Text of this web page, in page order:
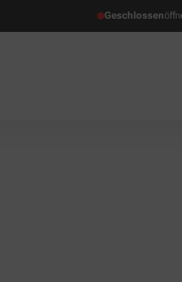
Geschlossen